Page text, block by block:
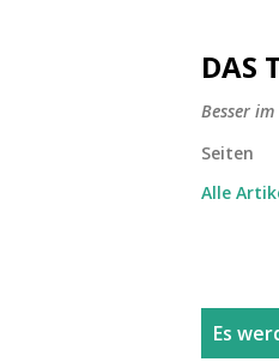
DAS
Besser
Seiten
Alle
Es